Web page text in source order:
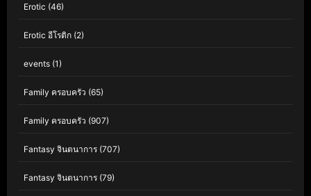
Erotic (46)
Erotic อีโรติก (2)
events (1)
Family ครอบครัว (65)
Family ครอบครัว (907)
Fantasy จินตนาการ (707)
Fantasy จินตนาการ (79)